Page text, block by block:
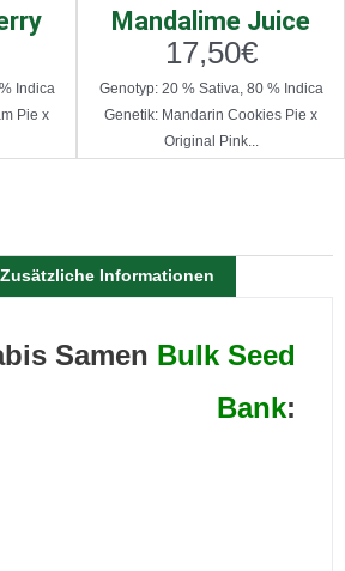
Indica
Pie x
Mandalime Juice
17,50€
Genotyp: 20 % Sativa, 80 % Indica
Genetik: Mandarin Cookies Pie x
Original Pink...
Zusätzliche Informationen
Samen Bulk Seed
Bank: